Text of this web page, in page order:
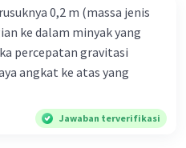
0,2 m (massa jenis
ke dalam minyak yang
percepatan gravitasi
angkat ke atas yang
Jawaban terverifikasi